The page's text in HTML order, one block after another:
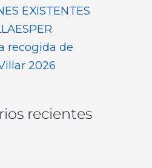
EXISTENTES
recogida de
2026
recientes